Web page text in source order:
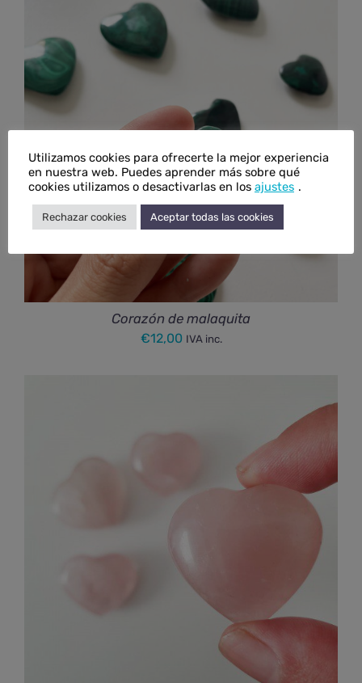
Corazón de malaquita
€12,00 IVA inc.
Utilizamos cookies para ofrecerte la mejor experiencia
en nuestra web. Puedes aprender más sobre qué
cookies utilizamos o desactivarlas en los ajustes .
Rechazar cookies Aceptar todas las cookies